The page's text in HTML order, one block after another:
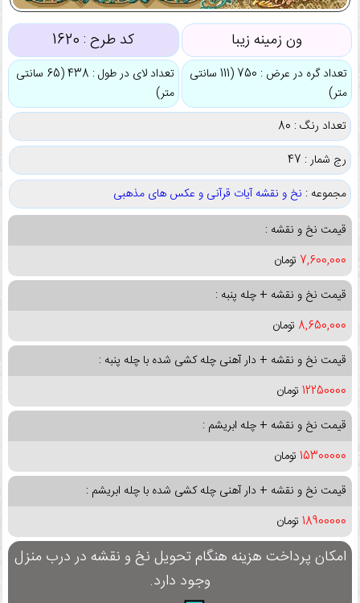
ون زمینه زیبا کد طرح : 1620
تعداد گره در عرض : 750 (111 سانتی
متر)
تعداد لای در طول : 438 (65 سانتی
متر)
تعداد رنگ : 80
رج شمار : 47
مجموعه : نخ و نقشه آیات قرآنی و عکس های مذهبی
قیمت نخ و نقشه :
7,600,000 تومان
قیمت نخ و نقشه + چله پنبه :
8,650,000 تومان
قیمت نخ و نقشه + دار آهنی چله کشی شده با چله پنبه :
12250000 تومان
قیمت نخ و نقشه + چله ابریشم :
15300000 تومان
قیمت نخ و نقشه + دار آهنی چله کشی شده با چله ابریشم :
18900000 تومان
امکان پرداخت هزینه هنگام تحویل نخ و نقشه در درب منزل
وجود دارد.